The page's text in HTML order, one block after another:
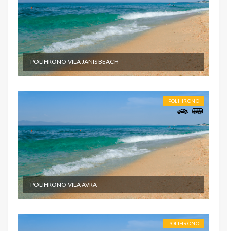
POLIHRONO-VILA JANIS BEACH
POLIHRONO
POLIHRONO-VILA AVRA
POLIHRONO